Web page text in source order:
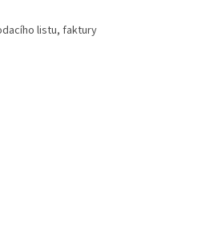
listu, faktury